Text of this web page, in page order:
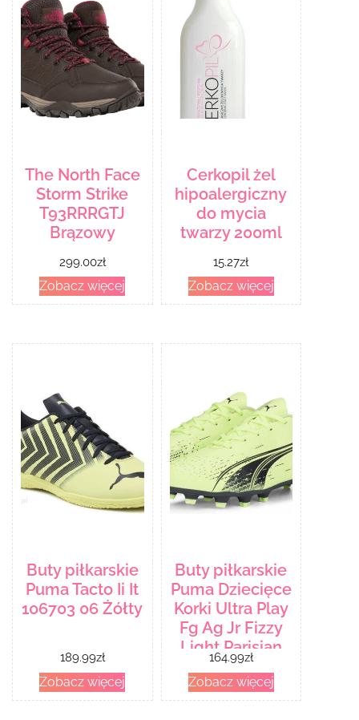
The North Face
Storm Strike
T93RRRGTJ
Brązowy
299.00zł
Zobacz więcej
Cerkopil żel
hipoalergiczny
do mycia
twarzy 200ml
15.27zł
Zobacz więcej
Buty piłkarskie
Puma Tacto Ii It
106703 06 Żółty
189.99zł
Zobacz więcej
Buty piłkarskie
Puma Dziecięce
Korki Ultra Play
Fg Ag Jr Fizzy
Light Parisian
10692301 Żółty
164.99zł
Zobacz więcej